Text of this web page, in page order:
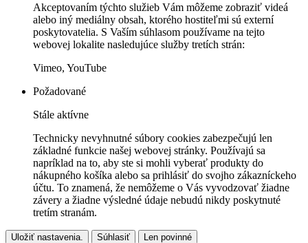
Akceptovaním týchto služieb Vám môžeme zobraziť videá
alebo iný mediálny obsah, ktorého hostiteľmi sú externí
poskytovatelia. S Vaším súhlasom používame na tejto
webovej lokalite nasledujúce služby tretích strán:
Vimeo, YouTube
Požadované
Stále aktívne
Technicky nevyhnutné súbory cookies zabezpečujú len
základné funkcie našej webovej stránky. Používajú sa
napríklad na to, aby ste si mohli vyberať produkty do
nákupného košíka alebo sa prihlásiť do svojho zákazníckeho
účtu. To znamená, že nemôžeme o Vás vyvodzovať žiadne
závery a žiadne výsledné údaje nebudú nikdy poskytnuté
tretím stranám.
Uložiť nastavenia. Súhlasiť Len povinné